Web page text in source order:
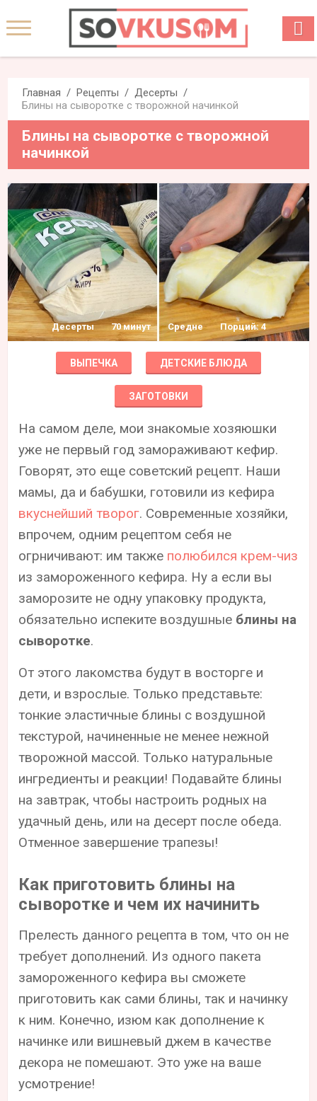
Главная Рецепты
Десерты
Блины на сыворотке с творожной начинкой
Блины на сыворотке с творожной
начинкой
Десерты 70 минут Средне Порций: 4
ВЫПЕЧКА ДЕТСКИЕ БЛЮДА
ЗАГОТОВКИ
На самом деле, мои знакомые хозяюшки
уже не первый год замораживают кефир.
Говорят, это еще советский рецепт. Наши
мамы, да и бабушки, готовили из кефира
вкуснейший творог. Современные хозяйки,
впрочем, одним рецептом себя не
огрничивают: им также полюбился крем-чиз
из замороженного кефира. Ну а если вы
заморозите не одну упаковку продукта,
обязательно испеките воздушные блины на
сыворотке.
От этого лакомства будут в восторге и
дети, и взрослые. Только представьте:
тонкие эластичные блины с воздушной
текстурой, начиненные не менее нежной
творожной массой. Только натуральные
ингредиенты и реакции! Подавайте блины
на завтрак, чтобы настроить родных на
удачный день, или на десерт после обеда.
Отменное завершение трапезы!
Как приготовить блины на
сыворотке и чем их начинить
Прелесть данного рецепта в том, что он не
требует дополнений. Из одного пакета
замороженного кефира вы сможете
приготовить как сами блины, так и начинку
к ним. Конечно, изюм как дополнение к
начинке или вишневый джем в качестве
декора не помешают. Это уже на ваше
усмотрение!